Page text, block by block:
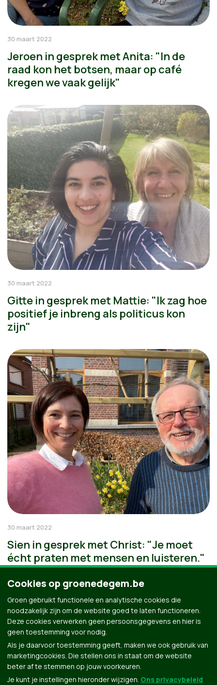
30 maart 2022
Jeroen in gesprek met Anita: "In de
raad kon het botsen, maar op café
kregen we vaak gelijk"
30 maart 2022
Gitte in gesprek met Mattie: "Ik zag hoe
positief je inbreng als politicus kon
zijn"
30 maart 2022
Sien in gesprek met Christ: "Je moet
écht praten met mensen en luisteren."
Cookies op groenedegem.be
Groen gebruikt functionele en analytische cookies die
noodzakelijk zijn om de website goed te laten functioneren.
Deze cookies verwerken geen persoonsgegevens en hier is
geen toestemming voor nodig.
Als je daarvoor toestemming geeft, maken we ook gebruik van
marketingcookies. Die stellen ons in staat om de website
beter af te stemmen op jouw voorkeuren.
Je kunt je instellingen hieronder wijzigen. Ons privacybeleid